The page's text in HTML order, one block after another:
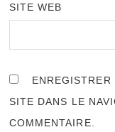
SITE WEB
SITE DANS LE
COMMENTAIRE.